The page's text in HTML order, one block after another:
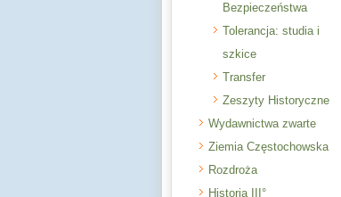
Bezpieczeństwa
Tolerancja: studia i
szkice
Transfer
Zeszyty Historyczne
Wydawnictwa zwarte
Ziemia Częstochowska
Rozdroża
Historia III°